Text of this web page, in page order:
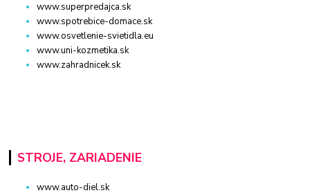
www.superpredajca.sk
www.spotrebice-domace.sk
www.osvetlenie-svietidla.eu
www.uni-kozmetika.sk
www.zahradnicek.sk
STROJE, ZARIADENIE
www.auto-diel.sk